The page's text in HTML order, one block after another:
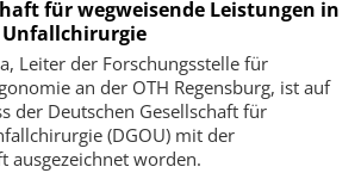
für wegweisende Leistungen in
Leiter der Forschungsstelle für
an der OTH Regensburg, ist auf
der Deutschen Gesellschaft für
(DGOU) mit der
ausgezeichnet worden.